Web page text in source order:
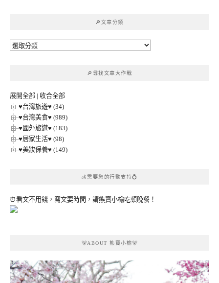
🔎文章分類
🔎
🔎尋找文章大作戰
展開全部 | 收合全部
♥台灣旅遊♥ (34)
♥台灣美食♥ (989)
♥國外旅遊♥ (183)
♥居家生活♥ (98)
♥美妝保養♥ (149)
💰需要您的行動支持💍
⏰看文不用錢，寫文要時間，請熊寶小榆吃頓晚餐！
🐻ABOUT 熊寶小榆🐻